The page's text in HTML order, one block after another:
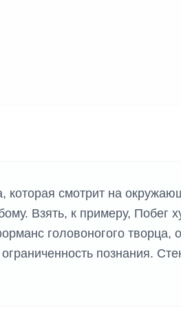
которая смотрит на
Взять, к примеру, Побег
головоногого творца,
познания.